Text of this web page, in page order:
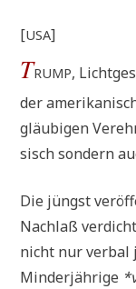
[USA]
TRUMP,
der
gläu­bi­gen
sisch son­dern
Die jüngst
Nach­laß
nicht nur ver­bal
Min­der­jäh­ri­ge